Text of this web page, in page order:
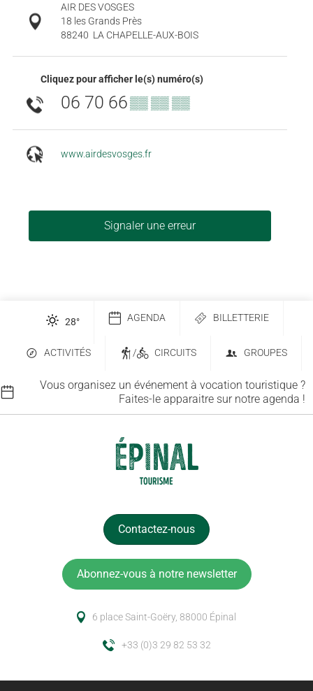
AIR DES VOSGES
18 les Grands Près
88240 LA CHAPELLE-AUX-BOIS
Cliquez pour afficher le(s) numéro(s)
06 70 66▒▒ ▒▒ ▒▒
www.airdesvosges.fr
Signaler une erreur
28° AGENDA BILLETTERIE
ACTIVITÉS / CIRCUITS GROUPES
Vous organisez un événement à vocation touristique ?
Faites-le apparaitre sur notre agenda !
Contactez-nous
Abonnez-vous à notre newsletter
6 place Saint-Goëry, 88000 Épinal
+33 (0)3 29 82 53 32